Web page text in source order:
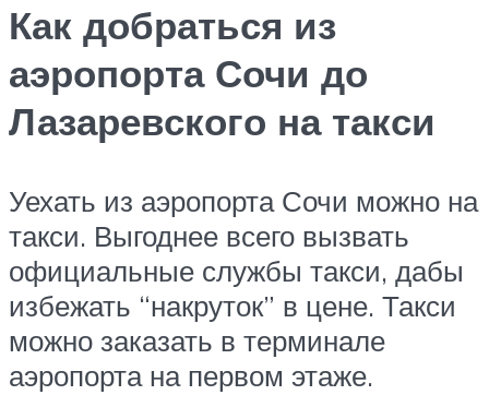
Как добраться из
аэропорта Сочи до
Лазаревского на такси
Уехать из аэропорта Сочи можно на
такси. Выгоднее всего вызвать
официальные службы такси, дабы
избежать “накруток” в цене. Такси
можно заказать в терминале
аэропорта на первом этаже.